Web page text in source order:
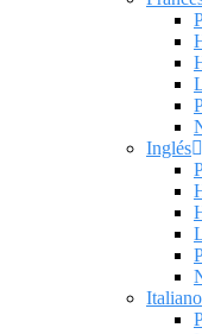
Inglés
Italiano